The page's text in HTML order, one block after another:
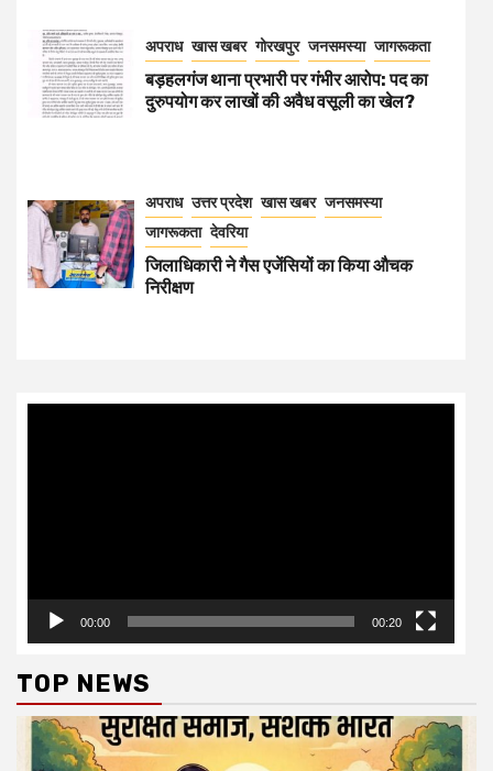
अपराध खास खबर गोरखपुर जनसमस्या जागरूकता
बड़हलगंज थाना प्रभारी पर गंभीर आरोप: पद का
दुरुपयोग कर लाखों की अवैध वसूली का खेल?
अपराध उत्तर प्रदेश खास खबर जनसमस्या
जागरूकता देवरिया
जिलाधिकारी ने गैस एजेंसियों का किया औचक
निरीक्षण
00:00 00:20
TOP NEWS